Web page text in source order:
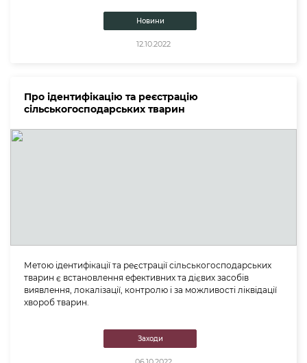
Новини
12.10.2022
Про ідентифікацію та реєстрацію
сільськогосподарських тварин
Метою ідентифікації та реєстрації сільськогосподарських
тварин є встановлення ефективних та дієвих засобів
виявлення, локалізації, контролю і за можливості ліквідації
хвороб тварин.
Заходи